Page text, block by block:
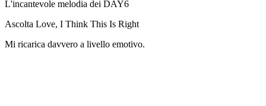
L'incantevole melodia dei DAY6
Ascolta Love, I Think This Is Right
Mi ricarica davvero a livello emotivo.